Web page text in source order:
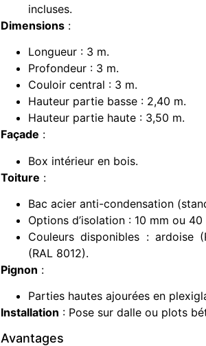
incluses.
Dimensions:
Longueur : 3 m.
Profondeur : 3 m.
Couloir central : 3 m.
Hauteur partie basse : 2,40 m.
Hauteur partie haute : 3,50 m.
Façade :
Box intérieur en bois.
Toiture :
Bac acier anti-condensation
Options d’isolation : 10 mm ou 40
Couleurs disponibles : ardoise
(RAL 8012).
Pignon :
Parties hautes ajourées en
Installation : Pose sur dalle ou plots
Avantages